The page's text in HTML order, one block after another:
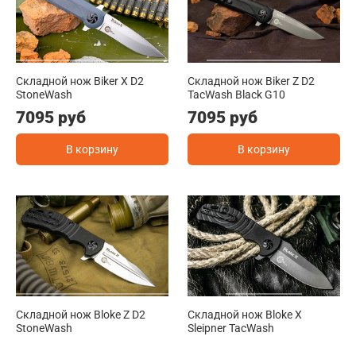
Складной нож Biker X D2
StoneWash
7095 руб
В корзину
Складной нож Biker Z D2
TacWash Black G10
7095 руб
В корзину
Складной нож Bloke Z D2
StoneWash
Складной нож Bloke X
Sleipner TacWash